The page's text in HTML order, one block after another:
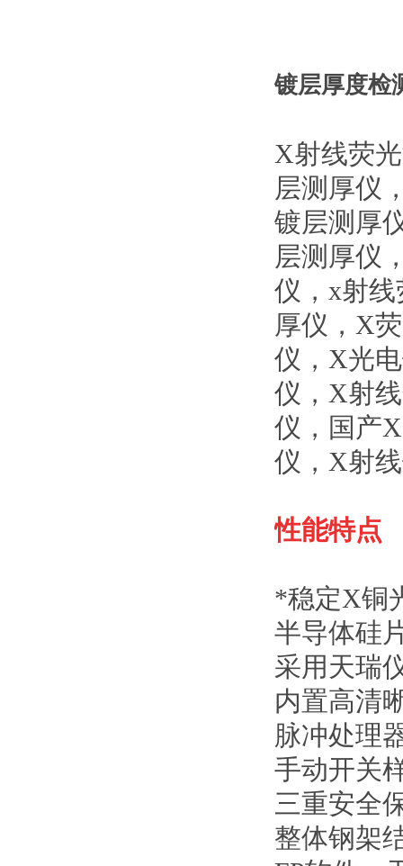
镀层厚度检
X射线荧
层测厚仪
镀层测厚
层测厚仪
仪， x射
厚仪， X
仪， X光
仪， X射
仪，国产X
仪， X射
性能特点
*稳定X铜
半导体硅
采用天瑞
内置高清
脉冲处理
手动开关
三重安全
整体钢架